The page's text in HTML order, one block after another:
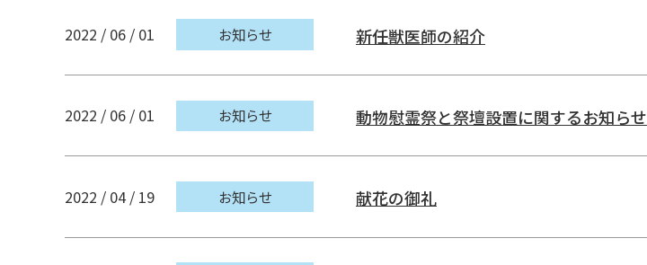
2022 / 06 / 01 お知らせ 新任獣医師の紹介
2022 / 06 / 01 お知らせ 動物慰霊祭と祭壇設置に関するお知らせ
2022 / 04 / 19 お知らせ 献花の御礼